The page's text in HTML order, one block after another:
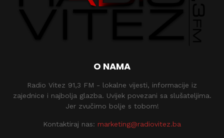
O NAMA
Radio Vitez 91,3 FM - lokalne vijesti, informacije iz
zajednice i najbolja glazba. Uvijek povezani sa slušateljima.
Jer zvučimo bolje s tobom!
Kontaktiraj nas: marketing@radiovitez.ba